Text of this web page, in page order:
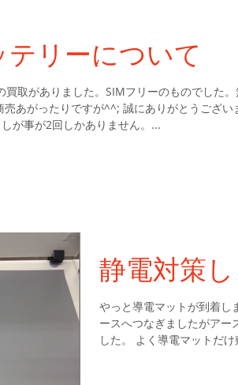
テリーについて
取がありました。SIMフリーのものでした。
あがったりですが^^; 誠にありがとうござい
が事が2回しかありません。...
静電対策
やっと導電マットが到着し
ースへつなぎましたがアー
した。 よく導電マットだけ